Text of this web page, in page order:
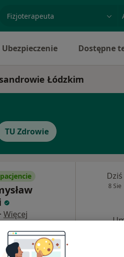
Ubezpieczenie Dostępne
Łódzkim
TU Zdrowie
· Więcej
Dziś
8 Sie